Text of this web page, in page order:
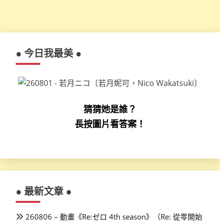
● 今日我最美 ●
猜猜她是誰？
長按圖片看答案！
● 最新文章 ●
260806 – 動畫《Re:ゼロ 4th season》（Re: 從零開始